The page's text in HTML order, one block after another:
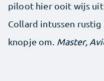
piloot hier ooit wijs uit
Collard intussen rustig
knopje om. Master,